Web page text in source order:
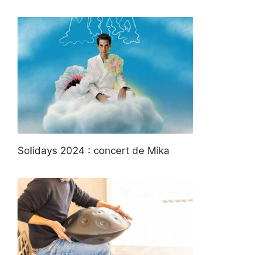
Solidays 2024 : concert de Mika